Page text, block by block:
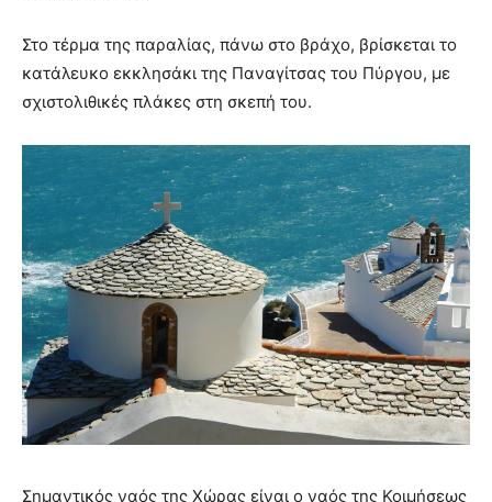
Στο τέρμα της παραλίας, πάνω στο βράχο, βρίσκεται το
κατάλευκο εκκλησάκι της Παναγίτσας του Πύργου, με
σχιστολιθικές πλάκες στη σκεπή του.
Σημαντικός ναός της Χώρας είναι ο ναός της Κοιμήσεως